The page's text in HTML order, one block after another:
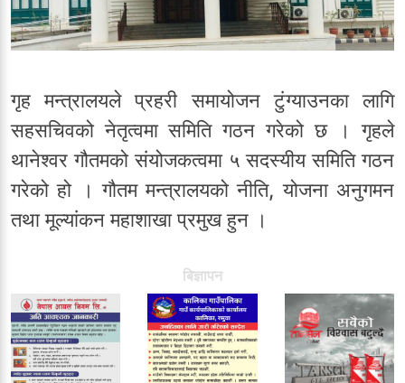
गृह मन्त्रालयले प्रहरी समायोजन टुंग्याउनका लागि
सहसचिवको नेतृत्वमा समिति गठन गरेको छ । गृहले
थानेश्वर गौतमको संयोजकत्वमा ५ सदस्यीय समिति गठन
गरेको हो । गौतम मन्त्रालयको नीति, योजना अनुगमन
तथा मूल्यांकन महाशाखा प्रमुख हुन ।
बिज्ञापन